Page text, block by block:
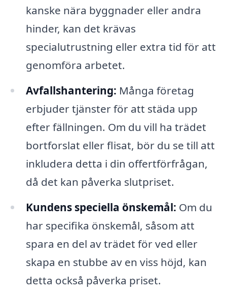
kanske nära byggnader eller andra
hinder, kan det krävas
specialutrustning eller extra tid för att
genomföra arbetet.
Avfallshantering: Många företag
erbjuder tjänster för att städa upp
efter fällningen. Om du vill ha trädet
bortforslat eller flisat, bör du se till att
inkludera detta i din offertförfrågan,
då det kan påverka slutpriset.
Kundens speciella önskemål: Om du
har specifika önskemål, såsom att
spara en del av trädet för ved eller
skapa en stubbe av en viss höjd, kan
detta också påverka priset.